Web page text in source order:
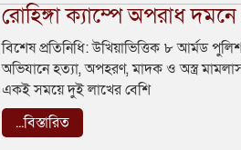
রোহিঙ্গা ক্যাম্পে অপরাধ
বিশেষ প্রতিনিধি: উখিয়াভিত্তিক ৮ আর্মড
অভিযানে হত্যা, অপহরণ, মাদক ও অস্ত্র
একই সময়ে দুই লাখের বেশি
...বিস্তারিত